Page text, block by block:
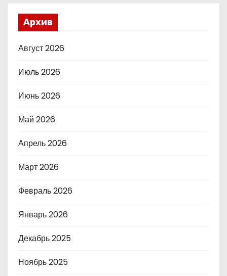
Архив
Август 2026
Июль 2026
Июнь 2026
Май 2026
Апрель 2026
Март 2026
Февраль 2026
Январь 2026
Декабрь 2025
Ноябрь 2025